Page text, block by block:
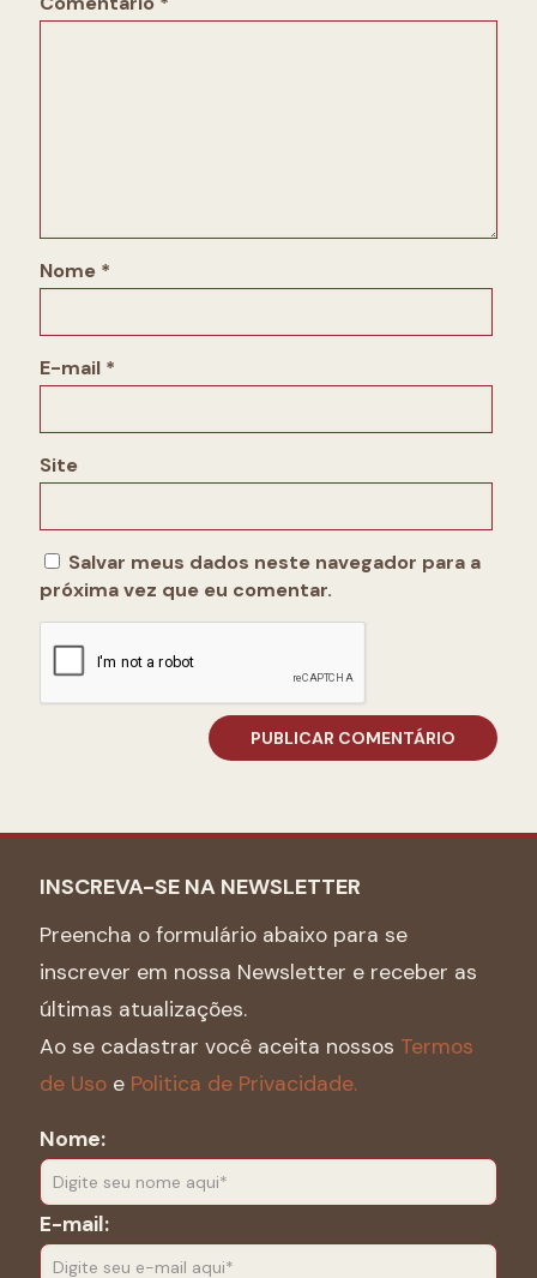
Nome *
E-mail *
Site
Salvar meus dados neste navegador para a
próxima vez que eu comentar.
INSCREVA-SE NA NEWSLETTER
Preencha o formulário abaixo para se
inscrever em nossa Newsletter e receber as
últimas atualizações.
Ao se cadastrar você aceita nossos Termos
de Uso e Politica de Privacidade.
Nome:
E-mail: